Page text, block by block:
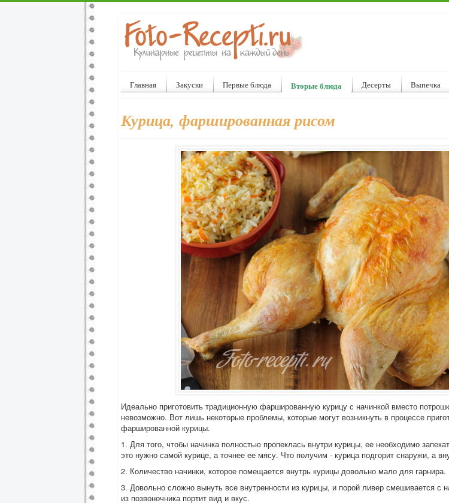
Главная Закуски Первые блюда Вторые блюда Десерты Выпечка
Курица, фаршированная рисом
Идеально приготовить традиционную фаршированную курицу с начинкой вместо
невозможно. Вот лишь некоторые проблемы, которые могут возникнуть в процессе
фаршированной курицы.
1. Для того, чтобы начинка полностью пропеклась внутри курицы, ее необходимо
это нужно самой курице, а точнее ее мясу. Что получим - курица подгорит снаружи, а
2. Количество начинки, которое помещается внутрь курицы довольно мало для гарнира.
3. Довольно сложно вынуть все внутренности из курицы, и порой ливер смешивается с
из позвоночника портит вид и вкус.